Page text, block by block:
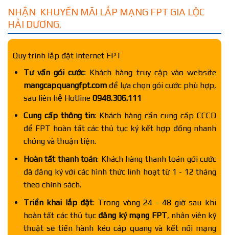
NHẬN KHUYẾN MÃI LẮP MẠNG FPT GIA LỘC
HẢI DƯƠNG.
Quy trình lắp đặt Internet FPT
Tư vấn gói cước: Khách hàng truy cập vào website
mangcapquangfpt.comđể lựa chọn gói cước phù hợp,
sau liên hệ Hotline 0948.306.111
Cung cấp thông tin: Khách hàng cần cung cấp CCCD
để FPT hoàn tất các thủ tục ký kết hợp đồng nhanh
chóng và thuận tiện.
Hoàn tất thanh toán: Khách hàng thanh toán gói cước
đã đăng ký với các hình thức linh hoạt từ 1 - 12 tháng
theo chính sách.
Triển khai lắp đặt: Trong vòng 24 - 48 giờ sau khi
hoàn tất các thủ tục đăng ký mạng FPT, nhân viên kỹ
thuật sẽ tiến hành kéo cáp quang và kết nối mạng